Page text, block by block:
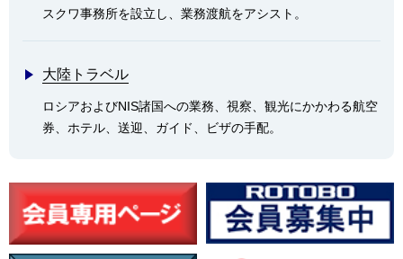
スクワ事務所を設立し、業務渡航をアシスト。
大陸トラベル
ロシアおよびNIS諸国への業務、視察、観光にかかわる航空
券、ホテル、送迎、ガイド、ビザの手配。